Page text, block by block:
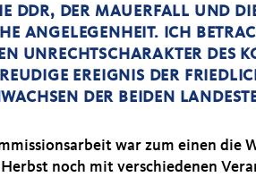
DDR, DER MAUERFALL UND
ANGELEGENHEIT. ICH
UNRECHTSCHARAKTER DES
EREIGNIS DER
DER BEIDEN
war zum einen die
noch mit verschiedenen